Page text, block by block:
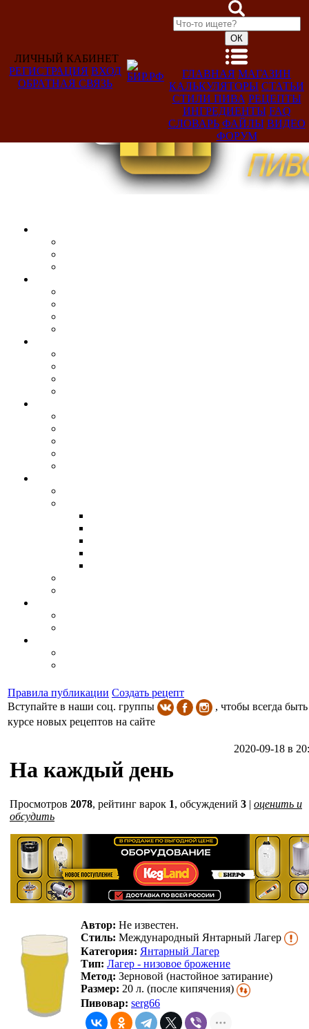
Добро
ЛИЧНЫЙ КАБИНЕТ
РЕГИСТРАЦИЯ ВХОД
ОБРАТНАЯ СВЯЗЬ
ГЛАВНАЯ МАГАЗИН
КАЛЬКУЛЯТОРЫ СТАТЬИ
СТИЛИ ПИВА РЕЦЕПТЫ
ИНГРЕДИЕНТЫ FAQ
СЛОВАРЬ ФАЙЛЫ ВИДЕО
ФОРУМ
Правила публикации Создать рецепт
Вступайте в наши соц. группы
, чтобы всегда
курсе новых рецептов на сайте
2020-09-18 в
На каждый день
Просмотров 2078, рейтинг варок 1, обсуждений 3 | оценить и
обсудить
Автор: Не известен.
Стиль: Международный Янтарный Лагер
Категория: Янтарный Лагер
Тип: Лагер - низовое брожение
Метод: Зерновой (настойное затирание)
Размер: 20 л. (после кипячения)
Пивовар: serg66